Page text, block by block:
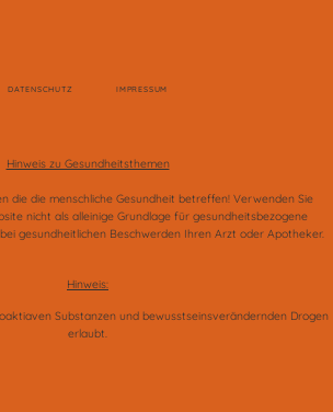
DATENSCHUTZ IMPRESSUM
Hinweis zu Gesundheitsthemen
die die menschliche Gesundheit betreffen! Verwenden Sie
nicht als alleinige Grundlage für gesundheitsbezogene
gesundheitlichen Beschwerden Ihren Arzt oder Apotheker.
Hinweis:
Substanzen und bewusstseinsverändernden Drogen
erlaubt.